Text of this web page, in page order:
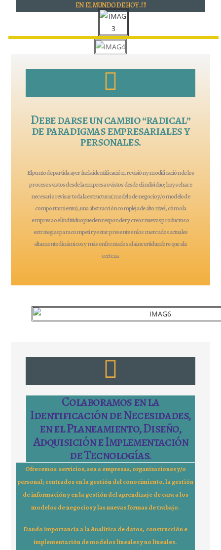
EN EL MUNDO DE HOY ..!!!!
EL APRENDER Y DESAPRENDER ES LA CONSTANTE
Debe darse un cambio “radical”
de paradigmas empresariales y
personales.
El punto de partida ayer fue la identificación, revisión y modificación de los
procesos vistos desde la empresa o vistos desde el individuo; hoy se hace
necesario revisar toda la estructura (modelo de negocio y/o modelo de
comportamiento), una abstracción compleja de alto nivel, cómo la
empresa o el individuo pueden responder y crear nuevos productos o
estrategias para competir y estar presente en los mercados actuales
altamente dinámicos y más enfrentados a la incertidumbre que a la
certeza.
Colaboramos en la
Identificación de Necesidades,
en el Planeamiento, Diseño,
Adquisición e Implementación
de Tecnologías.
Ofrecemos servicios, sea a empresas, organizaciones y/o
personal; centrados en la gestión del conocimiento, la gestión
de información y en la gestión del aprendizaje de cara a los
modelos de negocios y las nuevas formas de trabajo.
Dando importancia a la Analítica de datos, construcción e
implementación de modelos lineales y no lineales.